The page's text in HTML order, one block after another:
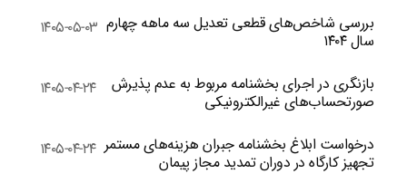
بررسی شاخص‌های قطعی تعدیل سه ماهه چهارم
سال ۱۴۰۴
۱۴۰۵-۰۵-۰۳
بازنگری در اجرای بخشنامه مربوط به عدم پذیرش
صورتحساب‌های غیرالکترونیکی
۱۴۰۵-۰۴-۲۴
درخواست ابلاغ بخشنامه جبران هزینه‌های مستمر
تجهیز کارگاه در دوران تمدید مجاز پیمان
۱۴۰۵-۰۴-۲۴